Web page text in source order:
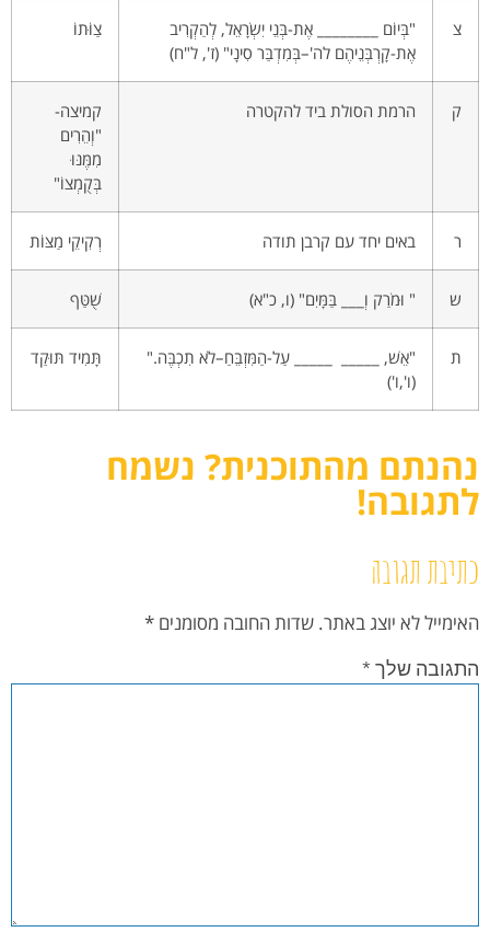
צ
"בְּיוֹם ________ אֶת-בְּנֵי יִשְׂרָאֵל, לְהַקְרִיב
אֶת-קָרְבְּנֵיהֶם לה'–בְּמִדְבַּר סִינָי" (ז', ל"ח)
צַוֹּתוֹ
ק הרמת הסולת ביד להקטרה
קמיצה-
"וְהֵרִים
מִמֶּנּוּ
בְּקֻמְצוֹ"
ר באים יחד עם קרבן תודה רְקִיקֵי מַצּוֹת
ש " וּמֹרַק וְ___ בַּמָּיִם" (ו, כ"א) שֻׁטַּף
ת
"אֵשׁ, _____ _____ עַל-הַמִּזְבֵּחַ–לֹא תִכְבֶּה."
(ו',ו')
תָּמִיד תּוּקַד
נהנתם מהתוכנית? נשמח
לתגובה!
כתיבת תגובה
האימייל לא יוצג באתר. שדות החובה מסומנים *
התגובה שלך *